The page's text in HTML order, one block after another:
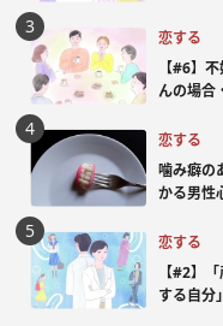
恋する
【#6】
んの場合
恋する
噛み癖の
かる男性
恋する
【#2】
する自分